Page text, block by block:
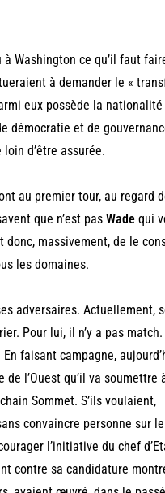
Washington ce qu’il faut
à demander le «
eux possède la nationalité
démocratie et de
d’être assurée.
au premier tour, au regard
que n’est pas Wade qui
donc, massivement, de le
les domaines.
adversaires. Actuellement,
Pour lui, il n’y a pas match.
faisant campagne,
l’Ouest qu’il va soumettre
Sommet. S’ils voulaient,
convaincre personne sur le
l’initiative du chef
contre sa candidature